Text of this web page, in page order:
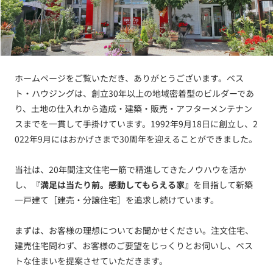
ホームページをご覧いただき、ありがとうございます。ベス
ト・ハウジングは、創立30年以上の地域密着型のビルダーであ
り、土地の仕入れから造成・建築・販売・アフターメンテナン
スまでを一貫して手掛けています。1992年9月18日に創立し、2
022年9月にはおかげさまで30周年を迎えることができました。
当社は、20年間注文住宅一筋で精進してきたノウハウを活か
し、
『満足は当たり前。感動してもらえる家』 を目指して新築
一戸建て［建売・分譲住宅］を追求し続けています。
まずは、お客様の理想についてお聞かせください。注文住宅、
建売住宅問わず、お客様のご要望をじっくりとお伺いし、ベス
トな住まいを提案させていただきます。